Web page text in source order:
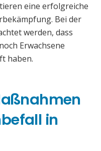
eine erfolgreiche
Bei der
werden, dass
Erwachsene
haben.
in